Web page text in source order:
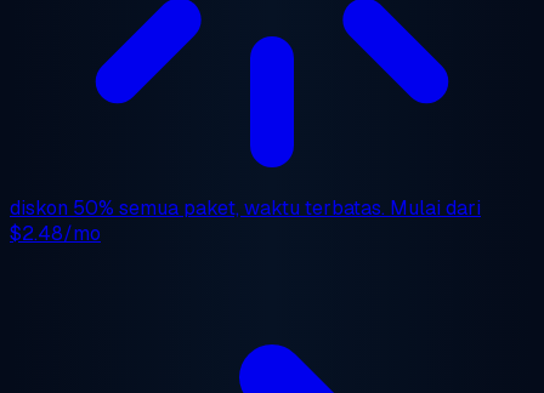
diskon 50% semua paket, waktu terbatas. Mulai dari
$2.48/mo